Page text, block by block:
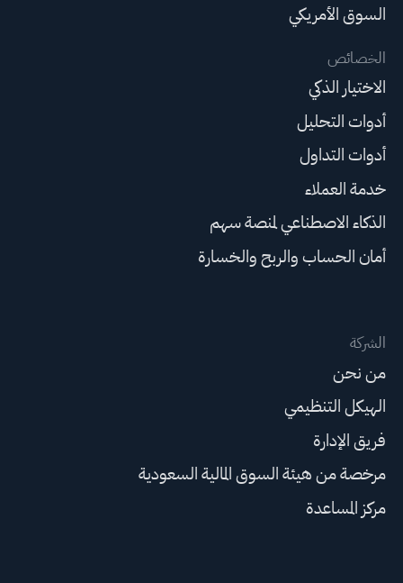
السوق الأمريكي
الخصائص
الاختيار الذكي
أدوات التحليل
أدوات التداول
خدمة العملاء
الذكاء الاصطناعي لمنصة سهم
أمان الحساب والربح والخسارة
الشركة
من نحن
الهيكل التنظيمي
فريق الإدارة
مرخصة من هيئة السوق المالية السعودية
مركز المساعدة